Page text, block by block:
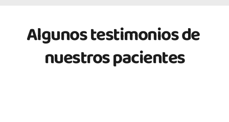
Algunos testimonios de
nuestros pacientes